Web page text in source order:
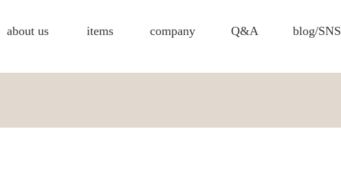
about us items company Q&A blog/SNS